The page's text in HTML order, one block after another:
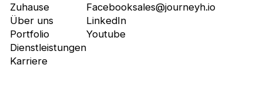
Zuhause
Über uns
Portfolio
Dienstleistungen
Karriere
Facebook
LinkedIn
Youtube
sales@journeyh.io